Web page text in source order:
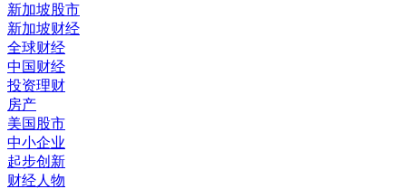
新加坡股市
新加坡财经
全球财经
中国财经
投资理财
房产
美国股市
中小企业
起步创新
财经人物